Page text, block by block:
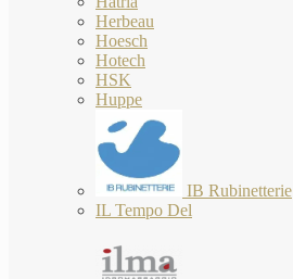
Herbeau
Hoesch
Hotech
HSK
Huppe
IB Rubinetterie
IL Tempo Del